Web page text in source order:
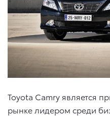
Toyota Camry является
рынке лидером среди